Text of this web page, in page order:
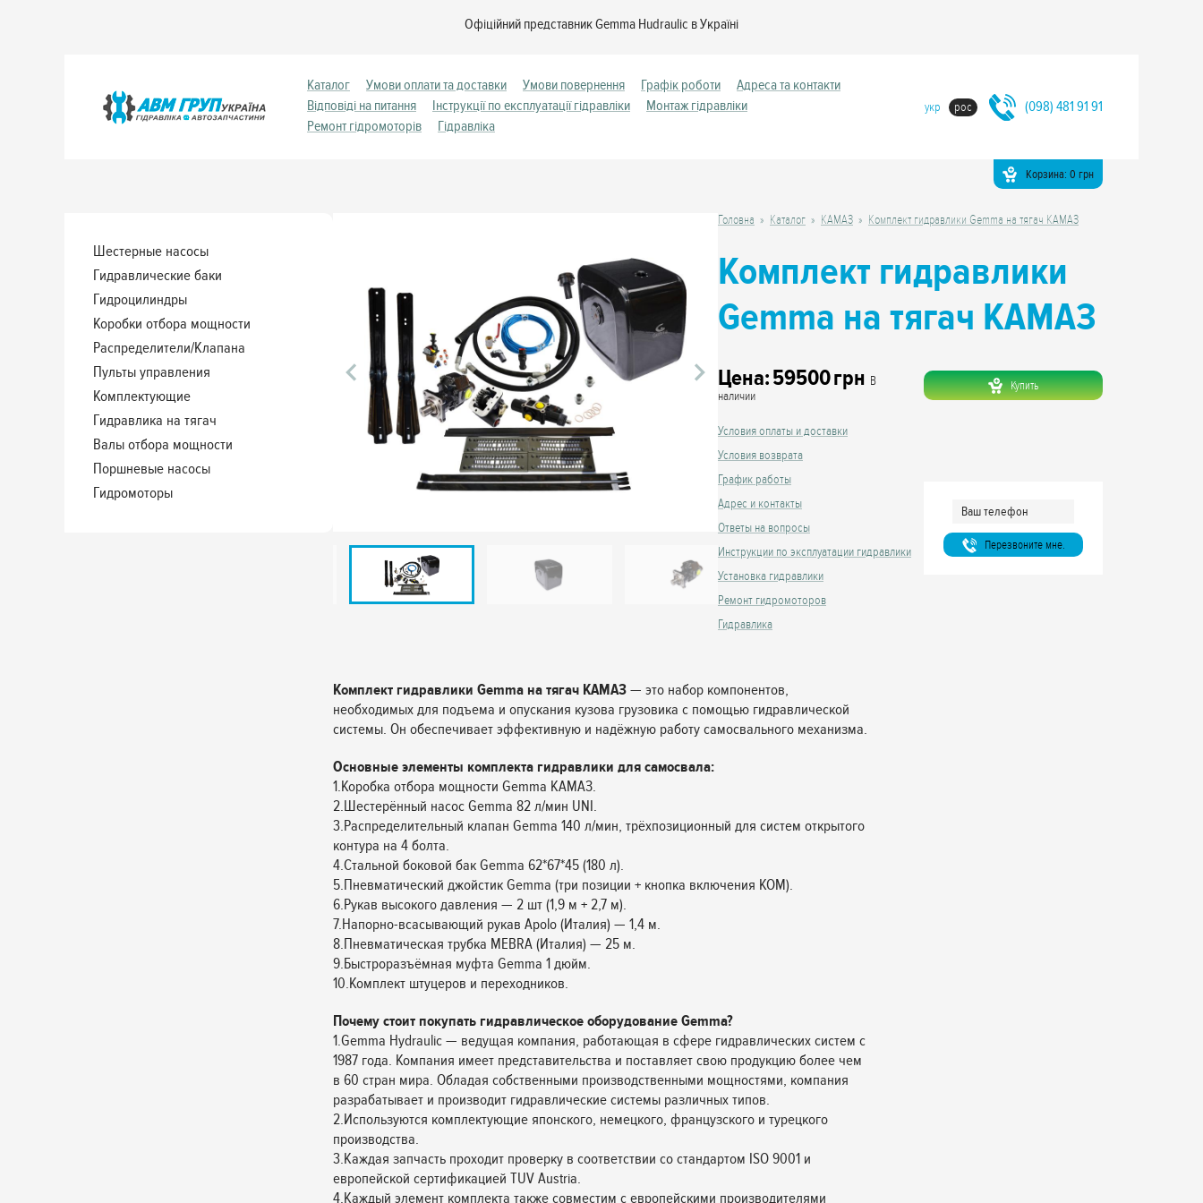
Офіційний представник Gemma Hudraulic в Україні
Каталог Умови оплати та доставки Умови повернення Графік роботи
Адреса та контакти
Відповіді на питання
Інструкції по експлуатації гідравліки
Монтаж гідравліки
Ремонт гідромоторів
Гідравліка
укр рос (098) 481 91 91
Корзина: 0 грн
Шестерные насосы
Гидравлические баки
Гидроцилиндры
Коробки отбора мощности
Распределители/Клапана
Пульты управления
Комплектующие
Гидравлика на тягач
Валы отбора мощности
Поршневые насосы
Гидромоторы
Головна Каталог КАМАЗ Комплект гидравлики Gemma на тягач КАМАЗ
Комплект гидравлики
Gemma на тягач КАМАЗ
Цена:59500грн В
наличии
Купить
Условия оплаты и доставки
Условия возврата
График работы
Адрес и контакты
Ответы на вопросы
Инструкции по эксплуатации гидравлики
Установка гидравлики
Ремонт гидромоторов
Гидравлика
Перезвоните мне.
Комплект гидравлики Gemma на тягач КАМАЗ — это набор компонентов,
необходимых для подъема и опускания кузова грузовика с помощью гидравлической
системы. Он обеспечивает эффективную и надёжную работу самосвального механизма.
Основные элементы комплекта гидравлики для самосвала:
1.Коробка отбора мощности Gemma КАМАЗ.
2.Шестерённый насос Gemma 82 л/мин UNI.
3.Распределительный клапан Gemma 140 л/мин, трёхпозиционный для систем открытого
контура на 4 болта.
4.Стальной боковой бак Gemma 62*67*45 (180 л).
5.Пневматический джойстик Gemma (три позиции + кнопка включения КОМ).
6.Рукав высокого давления — 2 шт (1,9 м + 2,7 м).
7.Напорно-всасывающий рукав Apolo (Италия) — 1,4 м.
8.Пневматическая трубка MEBRA (Италия) — 25 м.
9.Быстроразъёмная муфта Gemma 1 дюйм.
10.Комплект штуцеров и переходников.
Почему стоит покупать гидравлическое оборудование Gemma?
1.Gemma Hydraulic — ведущая компания, работающая в сфере гидравлических систем с
1987 года. Компания имеет представительства и поставляет свою продукцию более чем
в 60 стран мира. Обладая собственными производственными мощностями, компания
разрабатывает и производит гидравлические системы различных типов.
2.Используются комплектующие японского, немецкого, французского и турецкого
производства.
3.Каждая запчасть проходит проверку в соответствии со стандартом ISO 9001 и
европейской сертификацией TUV Austria.
4.Каждый элемент комплекта также совместим с европейскими производителями